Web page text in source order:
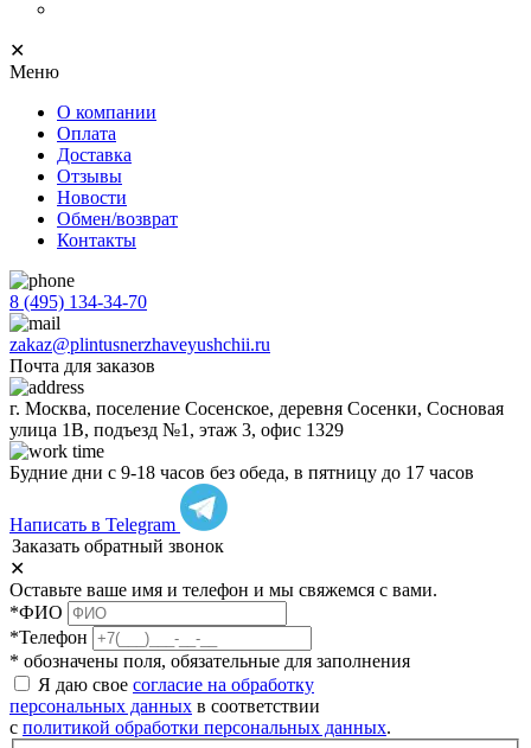
✕
Меню
О компании
Оплата
Доставка
Отзывы
Новости
Обмен/возврат
Контакты
8 (495) 134-34-70
zakaz@plintusnerzhaveyushchii.ru
Почта для заказов
г. Москва, поселение Сосенское, деревня Сосенки, Сосновая
улица 1В, подъезд №1, этаж 3, офис 1329
Будние дни с 9-18 часов без обеда, в пятницу до 17 часов
Написать в Telegram
Заказать обратный звонок
✕
Оставьте ваше имя и телефон и мы свяжемся с вами.
*ФИО
*Телефон
* обозначены поля, обязательные для заполнения
Я даю свое согласие на обработку
персональных данных в соответствии
с политикой обработки персональных данных.